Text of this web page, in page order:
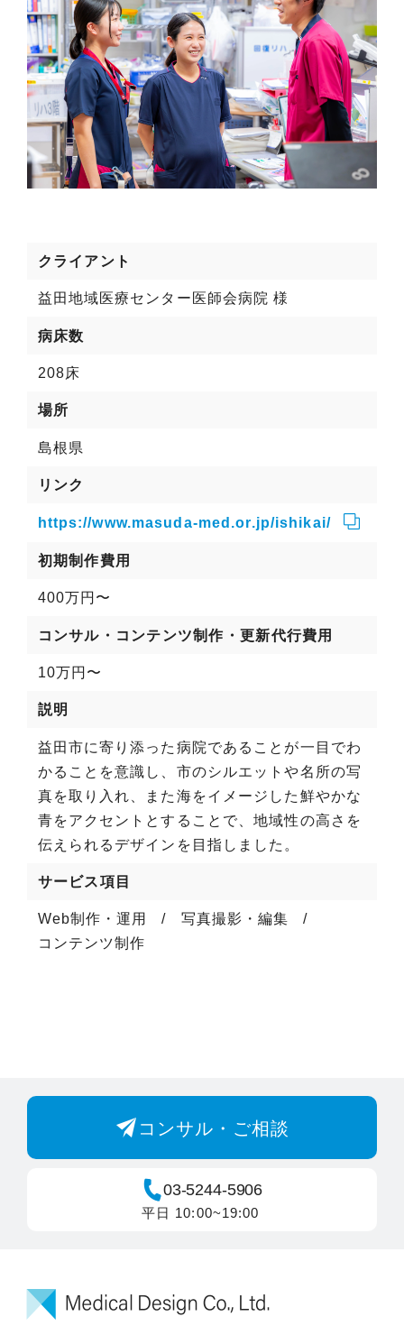
クライアント
益田地域医療センター医師会病院 様
病床数
208床
場所
島根県
リンク
https://www.masuda-med.or.jp/ishikai/
初期制作費用
400万円〜
コンサル・コンテンツ制作・更新代行費用
10万円〜
説明
益田市に寄り添った病院であることが一目でわ
かることを意識し、市のシルエットや名所の写
真を取り入れ、また海をイメージした鮮やかな
青をアクセントとすることで、地域性の高さを
伝えられるデザインを目指しました。
サービス項目
Web制作・運用
写真撮影・編集
コンテンツ制作
コンサル・ご相談
03-5244-5906
平日 10:00~19:00